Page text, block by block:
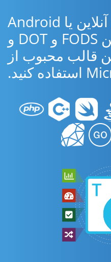
از برنامه رایگان آنلاین یا Android
SDK برای تبدیل بین FODS و DOT و
قالب محبوب از